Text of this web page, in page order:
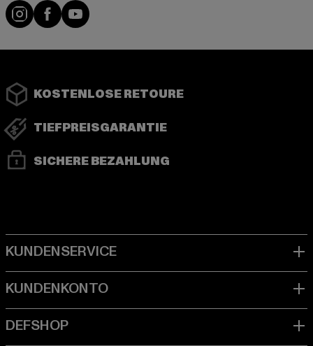
Instagram
FacebookYouTube
KOSTENLOSE RETOURE
TIEFPREISGARANTIE
SICHERE BEZAHLUNG